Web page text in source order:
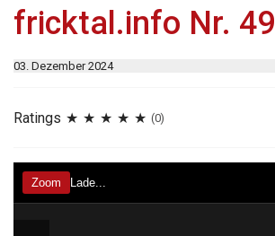
fricktal.info Nr. 49
03. Dezember 2024
Ratings (0)